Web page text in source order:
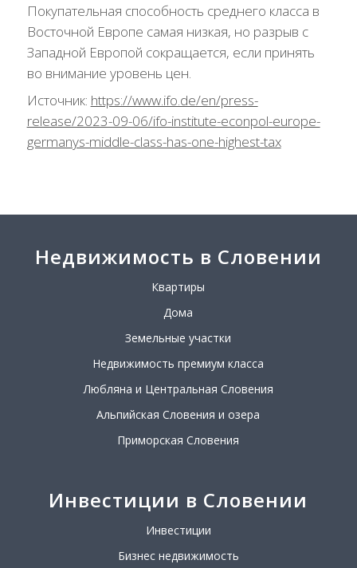
Покупательная способность среднего класса в
Восточной Европе самая низкая, но разрыв с
Западной Европой сокращается, если принять
во внимание уровень цен.
Источник: https://www.ifo.de/en/press-
release/2023-09-06/ifo-institute-econpol-europe-
germanys-middle-class-has-one-highest-tax
Недвижимость в Словении
Квартиры
Дома
Земельные участки
Недвижимость премиум класса
Любляна и Центральная Словения
Альпийская Словения и озера
Приморская Словения
Инвестиции в Словении
Инвестиции
Бизнес недвижимость